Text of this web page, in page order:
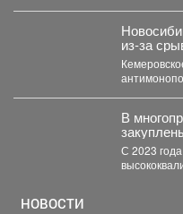
из‑за
В
млн
С 2023
НОВОСТИ